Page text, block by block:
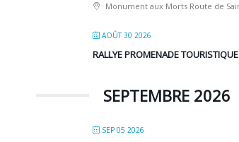
Monument aux Morts Route de
AOÛT 30 2026
RALLYE PROMENADE TOURISTIQUE
SEPTEMBRE 2026
SEP 05 2026